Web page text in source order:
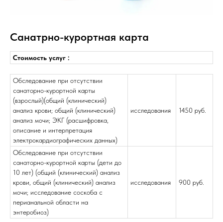
Санатрно-курортная карта
Стоимость услуг :
Обследование при отсутствии
санаторно-курортной карты
(взрослый)(общий (клинический)
анализ крови; общий (клинический)
анализ мочи; ЭКГ (расшифровка,
описание и интерпретация
электрокардиографических данных)
исследования 1450 руб.
Обследование при отсутствии
санаторно-курортной карты (дети до
10 лет) (общий (клинический) анализ
крови, общий (клинический) анализ
мочи; исследование соскоба с
перианальной области на
энтеробиоз)
исследования 900 руб.